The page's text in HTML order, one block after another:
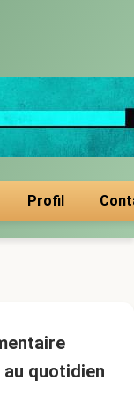
Profil
quotidien